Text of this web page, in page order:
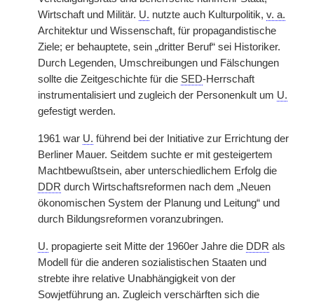
Wirtschaft und Militär. U. nutzte auch Kulturpolitik, v. a.
Architektur und Wissenschaft, für propagandistische
Ziele; er behauptete, sein „dritter Beruf“ sei Historiker.
Durch Legenden, Umschreibungen und Fälschungen
sollte die Zeitgeschichte für die SED-Herrschaft
instrumentalisiert und zugleich der Personenkult um U.
gefestigt werden.
1961 war U. führend bei der Initiative zur Errichtung der
Berliner Mauer. Seitdem suchte er mit gesteigertem
Machtbewußtsein, aber unterschiedlichem Erfolg die
DDR durch Wirtschaftsreformen nach dem „Neuen
ökonomischen System der Planung und Leitung“ und
durch Bildungsreformen voranzubringen.
U. propagierte seit Mitte der 1960er Jahre die DDR als
Modell für die anderen sozialistischen Staaten und
strebte ihre relative Unabhängigkeit von der
Sowjetführung an. Zugleich verschärften sich die